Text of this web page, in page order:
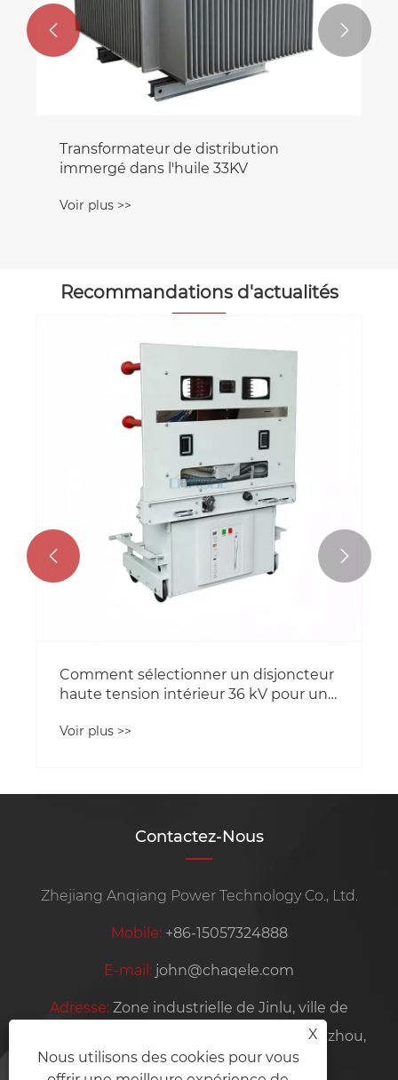
Transformateur de distribution
immergé dans l'huile 33KV
Voir plus >>
 
Recommandations d'actualités
Comment sélectionner un disjoncteur
haute tension intérieur 36 kV pour une
Voir plus >>
 
Contactez-Nous
Zhejiang Anqiang Power Technology Co., Ltd.
Mobile: +86-15057324888
E-mail: john@chaqele.com
Adresse: Zone industrielle de Jinlu, ville de
Beibaixiang, ville de Yueqing, ville de Wenzhou,
province du Zhejiang, Chine
X
Nous utilisons des cookies pour vous